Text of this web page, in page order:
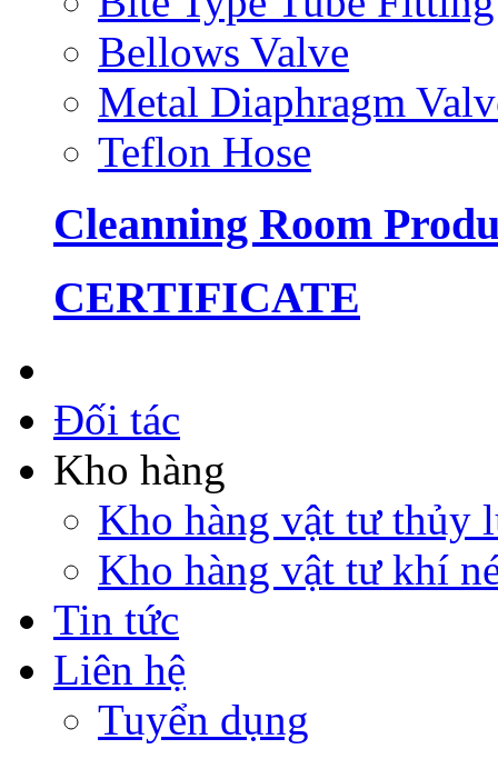
Bellows Valve
Metal Diaphragm
Teflon Hose
Cleanning Room
CERTIFICATE
Đối tác
Kho hàng
Kho hàng vật tư thủy
Kho hàng vật tư khí
Tin tức
Liên hệ
Tuyển dụng